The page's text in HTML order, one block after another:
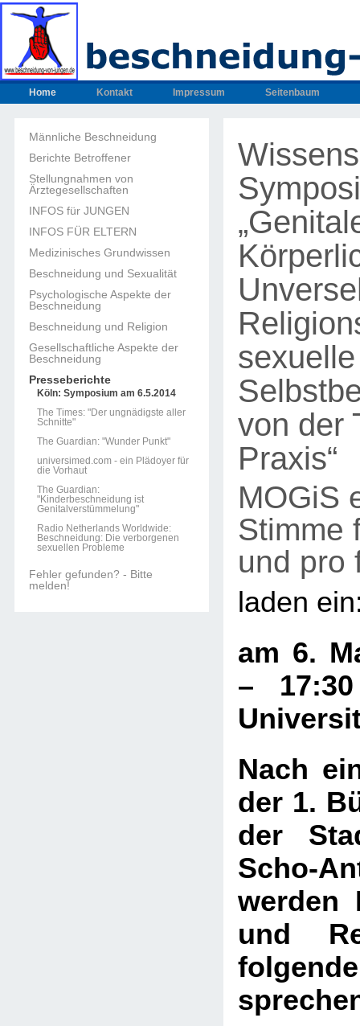
Home Kontakt Impressum Seitenbaum
Männliche Beschneidung
Berichte Betroffener
Stellungnahmen von
Ärztegesellschaften
INFOS für JUNGEN
INFOS FÜR ELTERN
Medizinisches Grundwissen
Beschneidung und Sexualität
Psychologische Aspekte der
Beschneidung
Beschneidung und Religion
Gesellschaftliche Aspekte der
Beschneidung
Presseberichte
Köln: Symposium am 6.5.2014
The Times: "Der ungnädigste aller
Schnitte"
The Guardian: "Wunder Punkt"
universimed.com - ein Plädoyer für
die Vorhaut
The Guardian:
"Kinderbeschneidung ist
Genitalverstümmelung"
Radio Netherlands Worldwide:
Beschneidung: Die verborgenen
sexuellen Probleme
Fehler gefunden? - Bitte
melden!
sexuelle
von der
Praxis“
MOGiS
Stimme
und pro
laden
am 6.
–
Nach
der 1.
der
Scho-
werden
und